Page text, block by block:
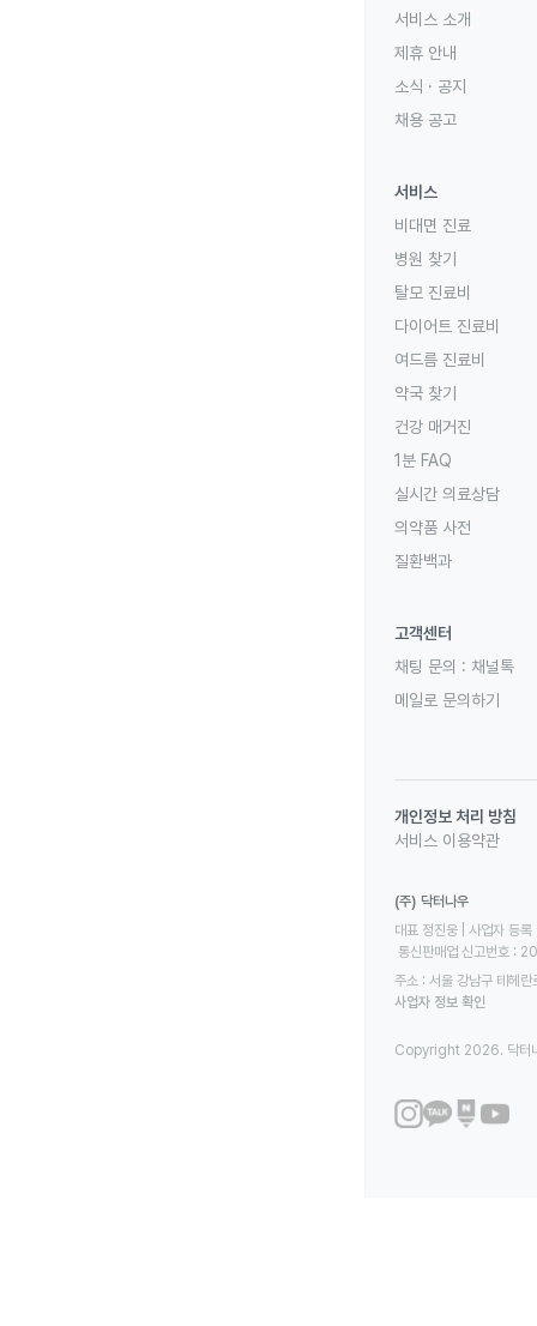
서비스 소개
제휴 안내
소식 · 공지
채용 공고
서비스
비대면 진료
병원 찾기
탈모 진료비
다이어트 진료비
여드름 진료비
약국 찾기
건강 매거진
1분 FAQ
실시간 의료상담
의약품 사전
질환백과
고객센터
채팅 문의 : 채널톡
메일로 문의하기
개인정보 처리 방침
서비스 이용약관
(주) 닥터나우
대표 정진웅 | 사업자
통신판매업 신고번호
주소 : 서울 강남구 테헤
사업자 정보 확인
Copyright 2026. 닥터